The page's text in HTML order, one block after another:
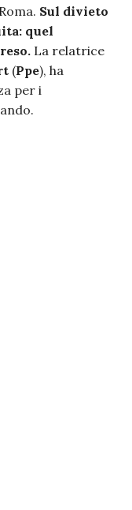
Sul divieto
quel
La relatrice
(Ppe), ha
per i